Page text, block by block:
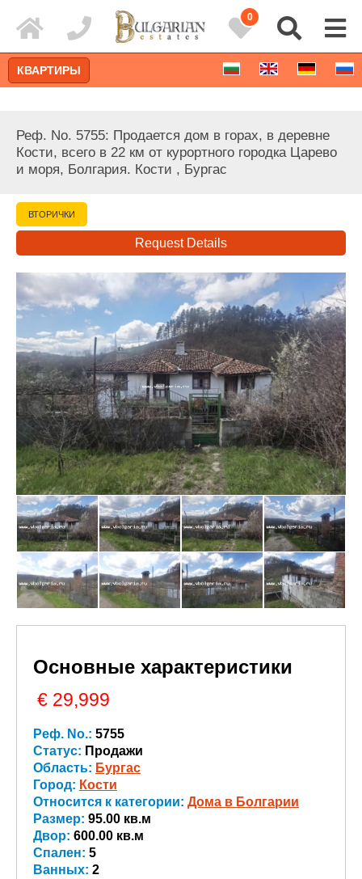
0
Расширенный поиск
КВАРТИРЫ
Реф. No. 5755: Продается дом в горах, в деревне
Кости, всего в 22 км от курортного городка Царево
и моря, Болгария. Кости , Бургас
ВТОРИЧКИ
Request Details
Основные характеристики
€ 29,999
Реф. No.: 5755
Статус: Продажи
Область: Бургас
Город: Кости
Относится к категории: Дома в Болгарии
Размер: 95.00 кв.м
Двор: 600.00 кв.м
Спален: 5
Ванных: 2